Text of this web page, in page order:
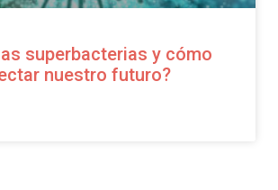
superbacterias y cómo
nuestro futuro?